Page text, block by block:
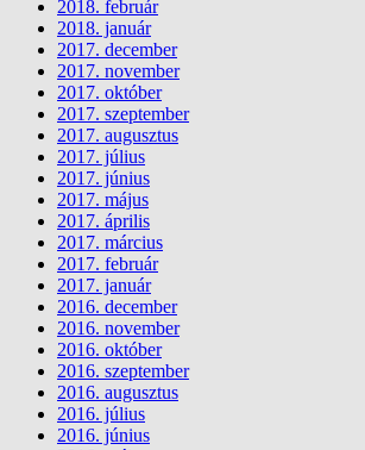
2018. február
2018. január
2017. december
2017. november
2017. október
2017. szeptember
2017. augusztus
2017. július
2017. június
2017. május
2017. április
2017. március
2017. február
2017. január
2016. december
2016. november
2016. október
2016. szeptember
2016. augusztus
2016. július
2016. június